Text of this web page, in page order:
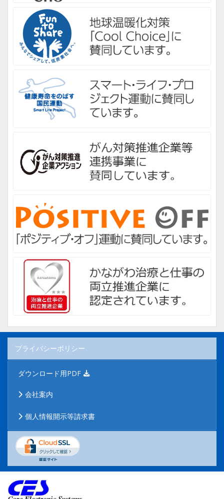
プライバシーポリシー
ダウンロード用PDF
会社案内
個人情報開示等請求書